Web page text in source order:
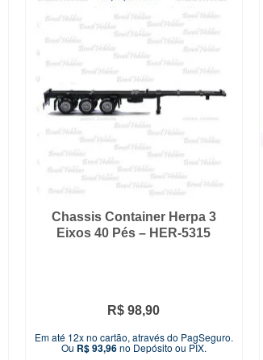
Chassis Container Herpa 3
Eixos 40 Pés – HER-5315
R$ 98,90
Em até 12x no cartão, através do PagSeguro.
Ou R$93,96no Depósito ou PIX.